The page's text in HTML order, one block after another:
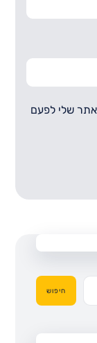
שלי לפעם
חיפוש